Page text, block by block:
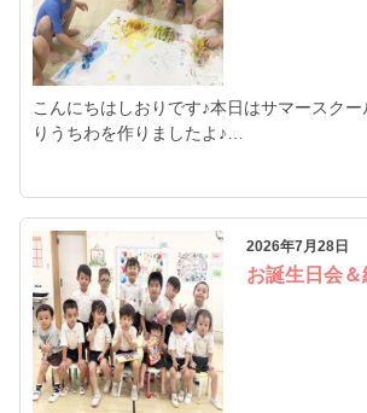
こんにちはしおりです♪本日はサマースク
りうちわを作りましたよ♪…
2026年7月28日
お誕生日会